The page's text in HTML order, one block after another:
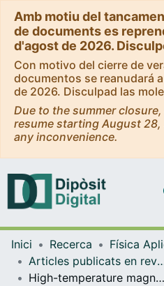
Amb motiu del
de documents es
d'agost de 2026.
Con motivo del cierre de
documentos se reanudará
de 2026. Disculpad las
Due to the summer
resume starting August
any inconvenience.
Inici Recerca
Física
Articles publicats en
High-temperature magnetodielectric Bi(Fe0.5Mn0.5)O3 thin films with checkerboard-ordered oxygen vacancies and low magnetic damping